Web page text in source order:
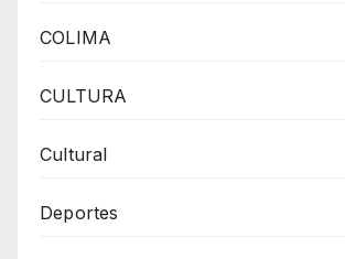
COLIMA
CULTURA
Cultural
Deportes